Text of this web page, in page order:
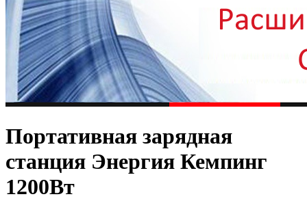
Портативная зарядная
станция Энергия Кемпинг
1200Вт